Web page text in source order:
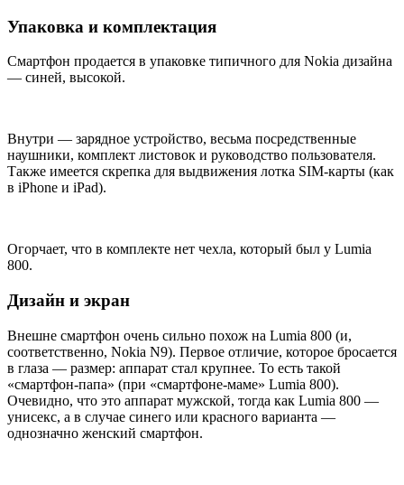
Упаковка и комплектация
Смартфон продается в упаковке типичного для Nokia дизайна
— синей, высокой.
Внутри — зарядное устройство, весьма посредственные
наушники, комплект листовок и руководство пользователя.
Также имеется скрепка для выдвижения лотка SIM-карты (как
в iPhone и iPad).
Огорчает, что в комплекте нет чехла, который был у Lumia
800.
Дизайн и экран
Внешне смартфон очень сильно похож на Lumia 800 (и,
соответственно, Nokia N9). Первое отличие, которое бросается
в глаза — размер: аппарат стал крупнее. То есть такой
«смартфон-папа» (при «смартфоне-маме» Lumia 800).
Очевидно, что это аппарат мужской, тогда как Lumia 800 —
унисекс, а в случае синего или красного варианта —
однозначно женский смартфон.